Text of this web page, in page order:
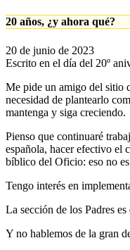
20 años, ¿y ahora qué?
20 de junio de 2023
Escrito en el día del 20º
Me pide un amigo del sitio
necesidad de plantearlo
mantenga y siga creciendo.
Pienso que continuaré
española, hacer efectivo el
bíblico del Oficio: eso no
Tengo interés en
La sección de los Padres
Y no hablemos de la gran